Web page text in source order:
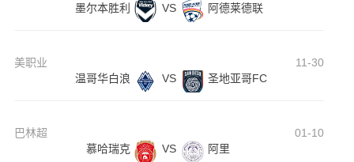
墨尔本胜利
VS 阿德莱德联
美职业
11-30
温哥华白浪
VS 圣地亚哥FC
巴林超
01-10
慕哈瑞克
VS 阿里